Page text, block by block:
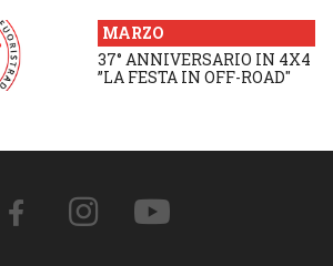
MARZO
37° ANNIVERSARIO IN 4X4
”LA FESTA IN OFF-ROAD"